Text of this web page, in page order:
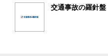
交通事故の羅針盤